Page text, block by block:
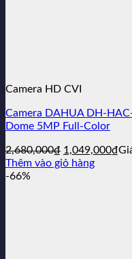
Camera HD CVI
Camera DAHUA DH-
Dome 5MP Full-Color
2,680,000₫ Giá
gốc
1,049,000₫
Thêm vào giỏ hàng
-66%